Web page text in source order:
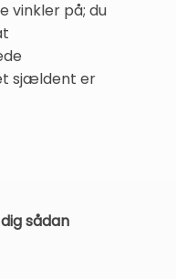
vinkler på; du
sjældent er
sådan